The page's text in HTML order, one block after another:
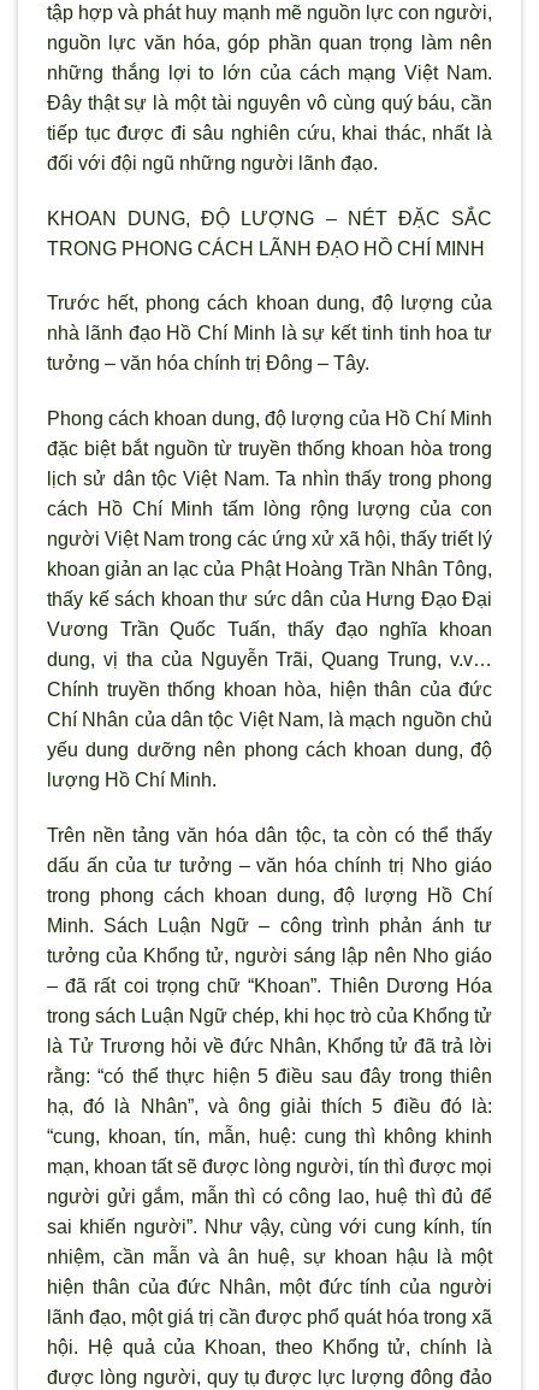
tập hợp và phát huy mạnh mẽ nguồn lực con người,
nguồn lực văn hóa, góp phần quan trọng làm nên
những thắng lợi to lớn của cách mạng Việt Nam.
Đây thật sự là một tài nguyên vô cùng quý báu, cần
tiếp tục được đi sâu nghiên cứu, khai thác, nhất là
đối với đội ngũ những người lãnh đạo.
KHOAN DUNG, ĐỘ LƯỢNG – NÉT ĐẶC SẮC
TRONG PHONG CÁCH LÃNH ĐẠO HỒ CHÍ MINH
Trước hết, phong cách khoan dung, độ lượng của
nhà lãnh đạo Hồ Chí Minh là sự kết tinh tinh hoa tư
tưởng – văn hóa chính trị Đông – Tây.
Phong cách khoan dung, độ lượng của Hồ Chí Minh
đặc biệt bắt nguồn từ truyền thống khoan hòa trong
lịch sử dân tộc Việt Nam. Ta nhìn thấy trong phong
cách Hồ Chí Minh tấm lòng rộng lượng của con
người Việt Nam trong các ứng xử xã hội, thấy triết lý
khoan giản an lạc của Phật Hoàng Trần Nhân Tông,
thấy kế sách khoan thư sức dân của Hưng Đạo Đại
Vương Trần Quốc Tuấn, thấy đạo nghĩa khoan
dung, vị tha của Nguyễn Trãi, Quang Trung, v.v…
Chính truyền thống khoan hòa, hiện thân của đức
Chí Nhân của dân tộc Việt Nam, là mạch nguồn chủ
yếu dung dưỡng nên phong cách khoan dung, độ
lượng Hồ Chí Minh.
Trên nền tảng văn hóa dân tộc, ta còn có thể thấy
dấu ấn của tư tưởng – văn hóa chính trị Nho giáo
trong phong cách khoan dung, độ lượng Hồ Chí
Minh. Sách Luận Ngữ – công trình phản ánh tư
tưởng của Khổng tử, người sáng lập nên Nho giáo
– đã rất coi trọng chữ “Khoan”. Thiên Dương Hóa
trong sách Luận Ngữ chép, khi học trò của Khổng tử
là Tử Trương hỏi về đức Nhân, Khổng tử đã trả lời
rằng: “có thể thực hiện 5 điều sau đây trong thiên
hạ, đó là Nhân”, và ông giải thích 5 điều đó là:
“cung, khoan, tín, mẫn, huệ: cung thì không khinh
mạn, khoan tất sẽ được lòng người, tín thì được mọi
người gửi gắm, mẫn thì có công lao, huệ thì đủ để
sai khiến người”. Như vậy, cùng với cung kính, tín
nhiệm, cần mẫn và ân huệ, sự khoan hậu là một
hiện thân của đức Nhân, một đức tính của người
lãnh đạo, một giá trị cần được phổ quát hóa trong xã
hội. Hệ quả của Khoan, theo Khổng tử, chính là
được lòng người, quy tụ được lực lượng đông đảo